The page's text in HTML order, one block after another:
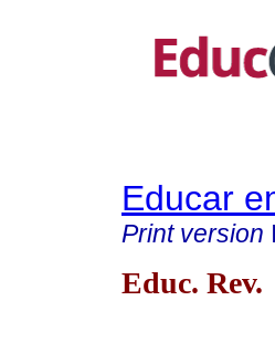
Educar
Print version
Educ.